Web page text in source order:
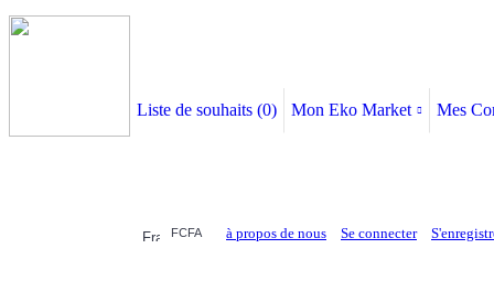
Liste de souhaits (0) Mon Eko Market Mes
FCFA à propos de nous Se connecter